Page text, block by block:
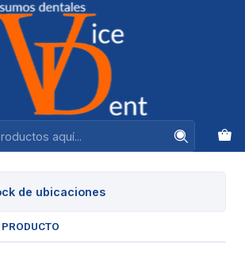
Ventas +56944575313
BASURERO ACRILICO
ACRILICO
de ubicaciones